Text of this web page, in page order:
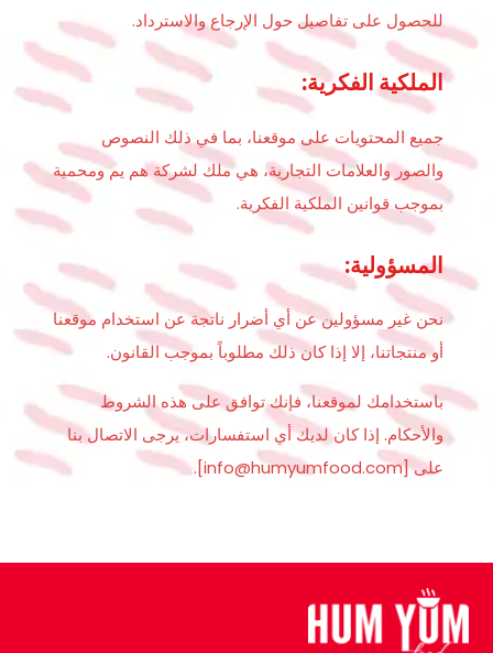
للحصول على تفاصيل حول الإرجاع والاسترداد.
الملكية الفكرية:
جميع المحتويات على موقعنا، بما في ذلك النصوص
والصور والعلامات التجارية، هي ملك لشركة هم يم ومحمية
بموجب قوانين الملكية الفكرية.
المسؤولية:
نحن غير مسؤولين عن أي أضرار ناتجة عن استخدام موقعنا
أو منتجاتنا، إلا إذا كان ذلك مطلوباً بموجب القانون.
باستخدامك لموقعنا، فإنك توافق على هذه الشروط
والأحكام. إذا كان لديك أي استفسارات، يرجى الاتصال بنا
على [info@humyumfood.com].